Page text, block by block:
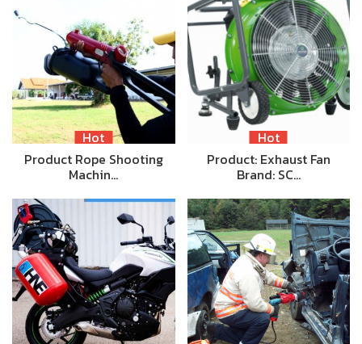
Hot
Product Rope Shooting
Machin…
Hot
Product: Exhaust Fan
Brand: SC…